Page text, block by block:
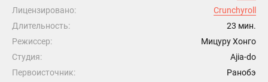
Лицензировано:
Crunchyroll
Длительность:
23 мин.
Режиссер:
Мицуру Хонго
Студия:
Ajia-do
Первоисточник:
Ранобэ